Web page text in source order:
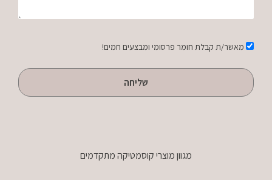
אישורמאשר/ת קבלת חומר פרסומי ומבצעים חמים!
שליחה
מגוון מוצרי קוסמטיקה מתקדמים